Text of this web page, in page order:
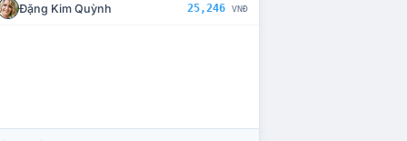
Đặng Kim Quỳnh 25,246 VNĐ